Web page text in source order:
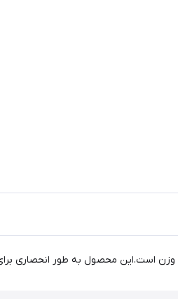
وزن است.این محصول به طور انحصاری